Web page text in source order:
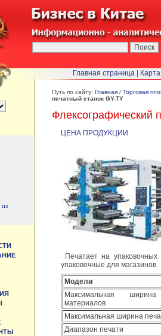
из
Путь по сайту: Главная / Торговая
печатный станок GY-TY
Флексографический
ЦЕНА ПРОДУКЦИИ
Печатает на
упаковочные для магазинов.
Модели
Максимальная
материалов
Максимальная ширина
Диапазон печати
Главная страница